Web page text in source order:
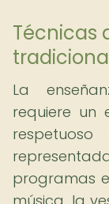
Técnicas
La
requiere un
programas